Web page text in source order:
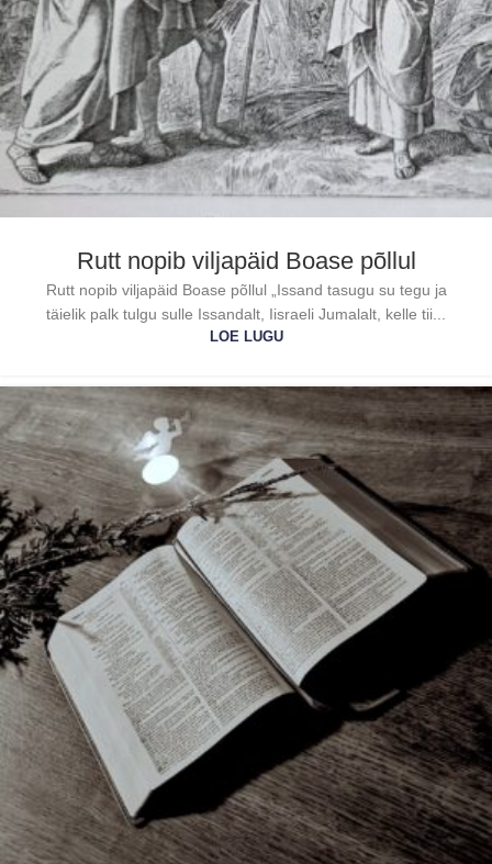
Rutt nopib viljapäid Boase põllul
Rutt nopib viljapäid Boase põllul „Issand tasugu su tegu ja
täielik palk tulgu sulle Issandalt, Iisraeli Jumalalt, kelle tii...
LOE LUGU